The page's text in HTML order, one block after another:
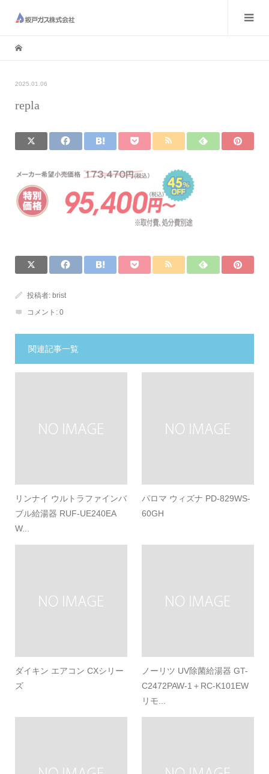
2025.01.06
repla
投稿者: brist
コメント: 0
関連記事一覧
リンナイ ウルトラファインバ
ブル給湯器 RUF-UE240EA
W...
パロマ ウィズナ PD-829WS-
60GH
ダイキン エアコン CXシリー
ズ
ノーリツ UV除菌給湯器 GT-
C2472PAW-1＋RC-K101EW
リモ...